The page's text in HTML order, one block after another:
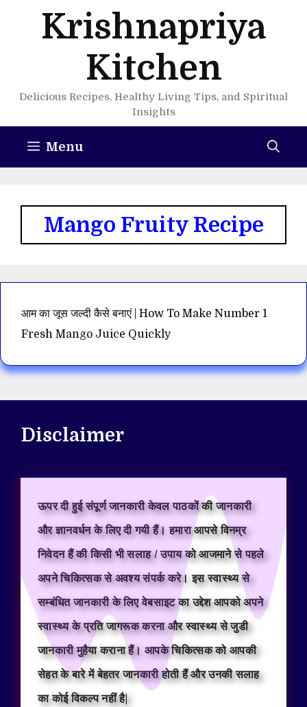
Krishnapriya
Kitchen
Delicious Recipes, Healthy Living Tips, and Spiritual
Insights
Menu
Mango Fruity Recipe
आम का जूस जल्दी कैसे बनाएं | How To Make Number 1
Fresh Mango Juice Quickly
Disclaimer
ऊपर दी हुई संपूर्ण जानकारी केवल पाठकों की जानकारी
और ज्ञानवर्धन के लिए दी गयी हैं। हमारा आपसे विनम्र
निवेदन हैं की किसी भी सलाह / उपाय को आजमाने से पहले
अपने चिकित्सक से अवश्य संपर्क करे। इस स्वास्थ्य से
सम्बंधित जानकारी के लिए वेबसाइट का उद्देश आपको अपने
स्वास्थ्य के प्रति जागरूक करना और स्वास्थ्य से जुडी
जानकारी मुहैया कराना हैं। आपके चिकित्सक को आपकी
सेहत के बारे में बेहतर जानकारी होती हैं और उनकी सलाह
का कोई विकल्प नहीं है|